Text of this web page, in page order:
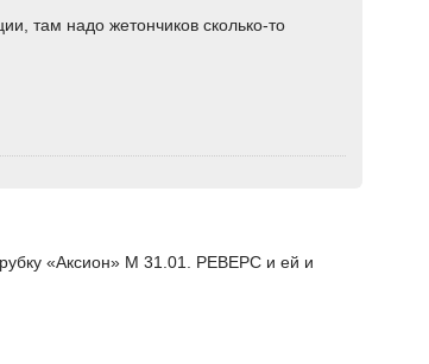
там надо жетончиков сколько-то
«Аксион» М 31.01. РЕВЕРС и ей и